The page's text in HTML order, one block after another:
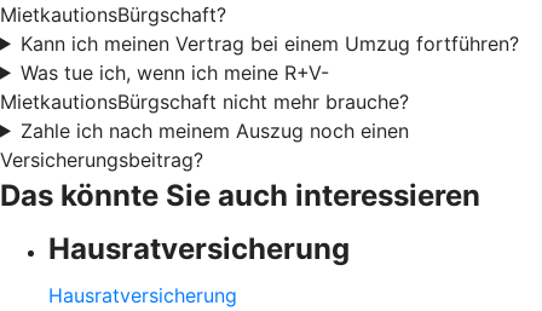
MietkautionsBürgschaft?
Kann ich meinen Vertrag bei einem Umzug fortführen?
Was tue ich, wenn ich meine R+V-
MietkautionsBürgschaft nicht mehr brauche?
Zahle ich nach meinem Auszug noch einen
Versicherungsbeitrag?
Das könnte Sie auch interessieren
Hausratversicherung
Hausratversicherung